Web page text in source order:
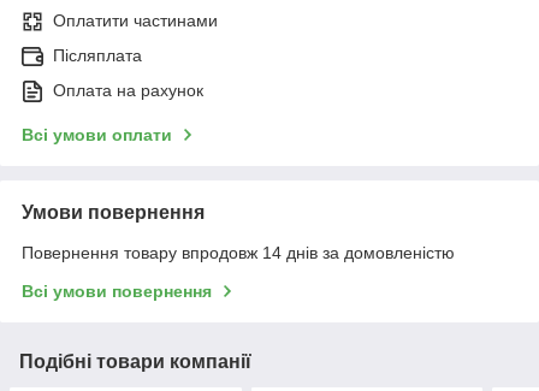
Оплатити частинами
Післяплата
Оплата на рахунок
Всі умови оплати
Умови повернення
Повернення товару впродовж 14 днів за домовленістю
Всі умови повернення
Подібні товари компанії